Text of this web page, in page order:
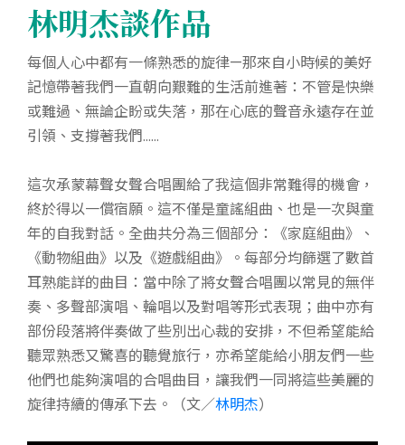
林明杰談作品
每個人心中都有一條熟悉的旋律—那來自小時候的美好
記憶帶著我們一直朝向艱難的生活前進著：不管是快樂
或難過、無論企盼或失落，那在心底的聲音永遠存在並
引領、支撐著我們……
這次承蒙幕聲女聲合唱團給了我這個非常難得的機會，
終於得以一償宿願。這不僅是童謠組曲、也是一次與童
年的自我對話。全曲共分為三個部分：《家庭組曲》、
《動物組曲》以及《遊戲組曲》。每部分均篩選了數首
耳熟能詳的曲目：當中除了將女聲合唱團以常見的無伴
奏、多聲部演唱、輪唱以及對唱等形式表現；曲中亦有
部份段落將伴奏做了些別出心裁的安排，不但希望能給
聽眾熟悉又驚喜的聽覺旅行，亦希望能給小朋友們一些
他們也能夠演唱的合唱曲目，讓我們一同將這些美麗的
旋律持續的傳承下去。（文／林明杰）